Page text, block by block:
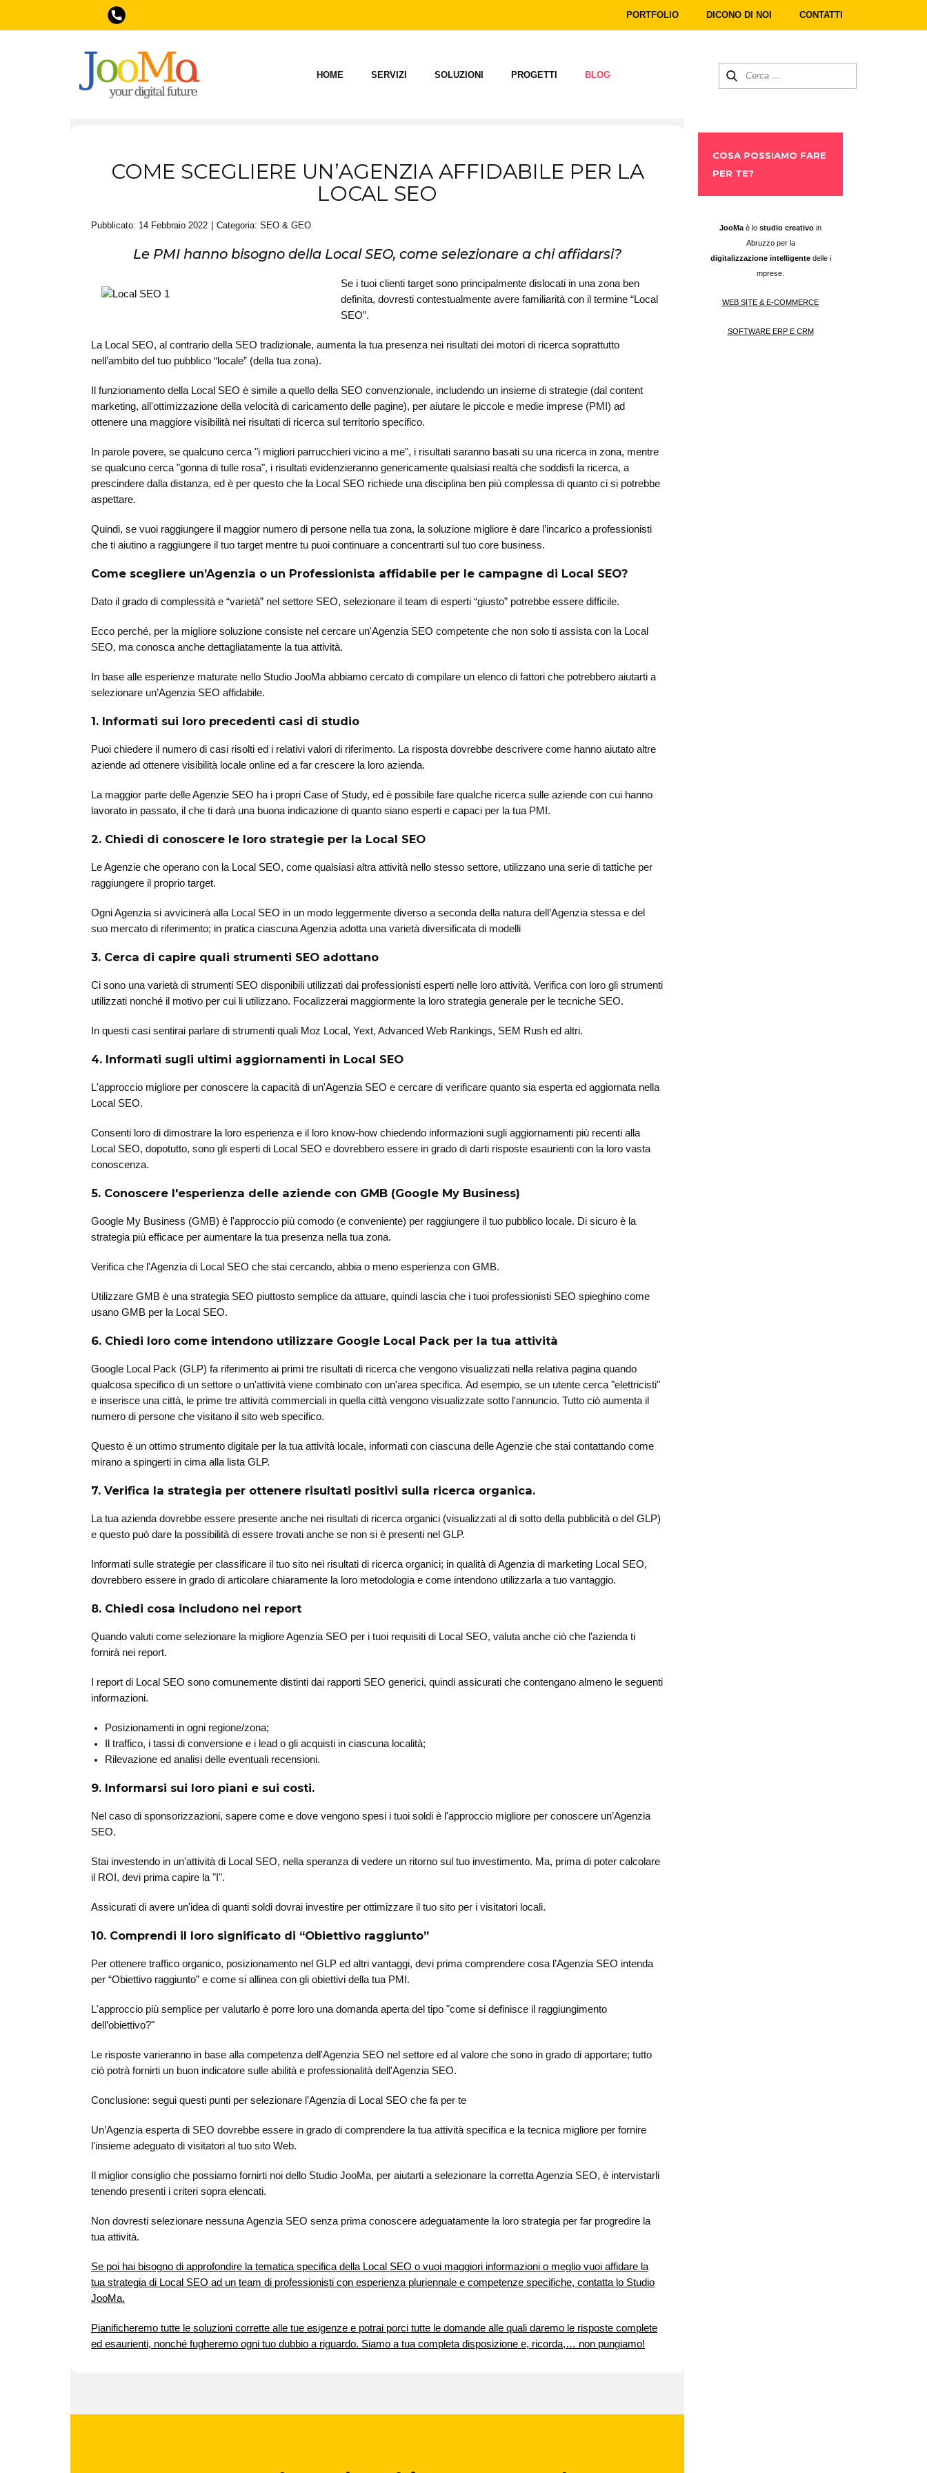
PORTFOLIO DICONO DI NOI CONTATTI
HOME SERVIZI SOLUZIONI PROGETTI BLOG
COME SCEGLIERE UN’AGENZIA AFFIDABILE PER LA
LOCAL SEO
Pubblicato: 14 Febbraio 2022 Categoria: SEO & GEO
Le PMI hanno bisogno della Local SEO, come selezionare a chi affidarsi?
Se i tuoi clienti target sono principalmente dislocati in una zona ben
definita, dovresti contestualmente avere familiarità con il termine “Local
SEO”.
La Local SEO, al contrario della SEO tradizionale, aumenta la tua presenza nei risultati dei motori di ricerca soprattutto
nell’ambito del tuo pubblico “locale” (della tua zona).
Il funzionamento della Local SEO è simile a quello della SEO convenzionale, includendo un insieme di strategie (dal content
marketing, all'ottimizzazione della velocità di caricamento delle pagine), per aiutare le piccole e medie imprese (PMI) ad
ottenere una maggiore visibilità nei risultati di ricerca sul territorio specifico.
In parole povere, se qualcuno cerca "i migliori parrucchieri vicino a me", i risultati saranno basati su una ricerca in zona, mentre
se qualcuno cerca "gonna di tulle rosa", i risultati evidenzieranno genericamente qualsiasi realtà che soddisfi la ricerca, a
prescindere dalla distanza, ed è per questo che la Local SEO richiede una disciplina ben più complessa di quanto ci si potrebbe
aspettare.
Quindi, se vuoi raggiungere il maggior numero di persone nella tua zona, la soluzione migliore è dare l’incarico a professionisti
che ti aiutino a raggiungere il tuo target mentre tu puoi continuare a concentrarti sul tuo core business.
Come scegliere un’Agenzia o un Professionista affidabile per le campagne di Local SEO?
Dato il grado di complessità e “varietà” nel settore SEO, selezionare il team di esperti “giusto” potrebbe essere difficile.
Ecco perché, per la migliore soluzione consiste nel cercare un'Agenzia SEO competente che non solo ti assista con la Local
SEO, ma conosca anche dettagliatamente la tua attività.
In base alle esperienze maturate nello Studio JooMa abbiamo cercato di compilare un elenco di fattori che potrebbero aiutarti a
selezionare un’Agenzia SEO affidabile.
1. Informati sui loro precedenti casi di studio
Puoi chiedere il numero di casi risolti ed i relativi valori di riferimento. La risposta dovrebbe descrivere come hanno aiutato altre
aziende ad ottenere visibilità locale online ed a far crescere la loro azienda.
La maggior parte delle Agenzie SEO ha i propri Case of Study, ed è possibile fare qualche ricerca sulle aziende con cui hanno
lavorato in passato, il che ti darà una buona indicazione di quanto siano esperti e capaci per la tua PMI.
2. Chiedi di conoscere le loro strategie per la Local SEO
Le Agenzie che operano con la Local SEO, come qualsiasi altra attività nello stesso settore, utilizzano una serie di tattiche per
raggiungere il proprio target.
Ogni Agenzia si avvicinerà alla Local SEO in un modo leggermente diverso a seconda della natura dell’Agenzia stessa e del
suo mercato di riferimento; in pratica ciascuna Agenzia adotta una varietà diversificata di modelli
3. Cerca di capire quali strumenti SEO adottano
Ci sono una varietà di strumenti SEO disponibili utilizzati dai professionisti esperti nelle loro attività. Verifica con loro gli strumenti
utilizzati nonché il motivo per cui li utilizzano. Focalizzerai maggiormente la loro strategia generale per le tecniche SEO.
In questi casi sentirai parlare di strumenti quali Moz Local, Yext, Advanced Web Rankings, SEM Rush ed altri.
4. Informati sugli ultimi aggiornamenti in Local SEO
L'approccio migliore per conoscere la capacità di un'Agenzia SEO e cercare di verificare quanto sia esperta ed aggiornata nella
Local SEO.
Consenti loro di dimostrare la loro esperienza e il loro know-how chiedendo informazioni sugli aggiornamenti più recenti alla
Local SEO, dopotutto, sono gli esperti di Local SEO e dovrebbero essere in grado di darti risposte esaurienti con la loro vasta
conoscenza.
5. Conoscere l'esperienza delle aziende con GMB (Google My Business)
Google My Business (GMB) è l'approccio più comodo (e conveniente) per raggiungere il tuo pubblico locale. Di sicuro è la
strategia più efficace per aumentare la tua presenza nella tua zona.
Verifica che l'Agenzia di Local SEO che stai cercando, abbia o meno esperienza con GMB.
Utilizzare GMB è una strategia SEO piuttosto semplice da attuare, quindi lascia che i tuoi professionisti SEO spieghino come
usano GMB per la Local SEO.
6. Chiedi loro come intendono utilizzare Google Local Pack per la tua attività
Google Local Pack (GLP) fa riferimento ai primi tre risultati di ricerca che vengono visualizzati nella relativa pagina quando
qualcosa specifico di un settore o un'attività viene combinato con un'area specifica. Ad esempio, se un utente cerca "elettricisti"
e inserisce una città, le prime tre attività commerciali in quella città vengono visualizzate sotto l'annuncio. Tutto ciò aumenta il
numero di persone che visitano il sito web specifico.
Questo è un ottimo strumento digitale per la tua attività locale, informati con ciascuna delle Agenzie che stai contattando come
mirano a spingerti in cima alla lista GLP.
7. Verifica la strategia per ottenere risultati positivi sulla ricerca organica.
La tua azienda dovrebbe essere presente anche nei risultati di ricerca organici (visualizzati al di sotto della pubblicità o del GLP)
e questo può dare la possibilità di essere trovati anche se non si è presenti nel GLP.
Informati sulle strategie per classificare il tuo sito nei risultati di ricerca organici; in qualità di Agenzia di marketing Local SEO,
dovrebbero essere in grado di articolare chiaramente la loro metodologia e come intendono utilizzarla a tuo vantaggio.
8. Chiedi cosa includono nei report
Quando valuti come selezionare la migliore Agenzia SEO per i tuoi requisiti di Local SEO, valuta anche ciò che l'azienda ti
fornirà nei report.
I report di Local SEO sono comunemente distinti dai rapporti SEO generici, quindi assicurati che contengano almeno le seguenti
informazioni.
Posizionamenti in ogni regione/zona;
Il traffico, i tassi di conversione e i lead o gli acquisti in ciascuna località;
Rilevazione ed analisi delle eventuali recensioni.
9. Informarsi sui loro piani e sui costi.
Nel caso di sponsorizzazioni, sapere come e dove vengono spesi i tuoi soldi è l'approccio migliore per conoscere un’Agenzia
SEO.
Stai investendo in un'attività di Local SEO, nella speranza di vedere un ritorno sul tuo investimento. Ma, prima di poter calcolare
il ROI, devi prima capire la "I".
Assicurati di avere un'idea di quanti soldi dovrai investire per ottimizzare il tuo sito per i visitatori locali.
10. Comprendi il loro significato di “Obiettivo raggiunto”
Per ottenere traffico organico, posizionamento nel GLP ed altri vantaggi, devi prima comprendere cosa l’Agenzia SEO intenda
per “Obiettivo raggiunto” e come si allinea con gli obiettivi della tua PMI.
L'approccio più semplice per valutarlo è porre loro una domanda aperta del tipo "come si definisce il raggiungimento
dell’obiettivo?"
Le risposte varieranno in base alla competenza dell'Agenzia SEO nel settore ed al valore che sono in grado di apportare; tutto
ciò potrà fornirti un buon indicatore sulle abilità e professionalità dell'Agenzia SEO.
Conclusione: segui questi punti per selezionare l’Agenzia di Local SEO che fa per te
Un’Agenzia esperta di SEO dovrebbe essere in grado di comprendere la tua attività specifica e la tecnica migliore per fornire
l'insieme adeguato di visitatori al tuo sito Web.
Il miglior consiglio che possiamo fornirti noi dello Studio JooMa, per aiutarti a selezionare la corretta Agenzia SEO, è intervistarli
tenendo presenti i criteri sopra elencati.
Non dovresti selezionare nessuna Agenzia SEO senza prima conoscere adeguatamente la loro strategia per far progredire la
tua attività.
Se poi hai bisogno di approfondire la tematica specifica della Local SEO o vuoi maggiori informazioni o meglio vuoi affidare la
tua strategia di Local SEO ad un team di professionisti con esperienza pluriennale e competenze specifiche, contatta lo Studio
JooMa.
Pianificheremo tutte le soluzioni corrette alle tue esigenze e potrai porci tutte le domande alle quali daremo le risposte complete
ed esaurienti, nonché fugheremo ogni tuo dubbio a riguardo. Siamo a tua completa disposizione e, ricorda,… non pungiamo!
COSA POSSIAMO FARE
PER TE?
​JooMa è lo studio creativo in
Abruzzo per la
digitalizzazione intelligente delle i
mprese.
WEB SITE & E-COMMERCE
SOFTWARE ERP E CRM